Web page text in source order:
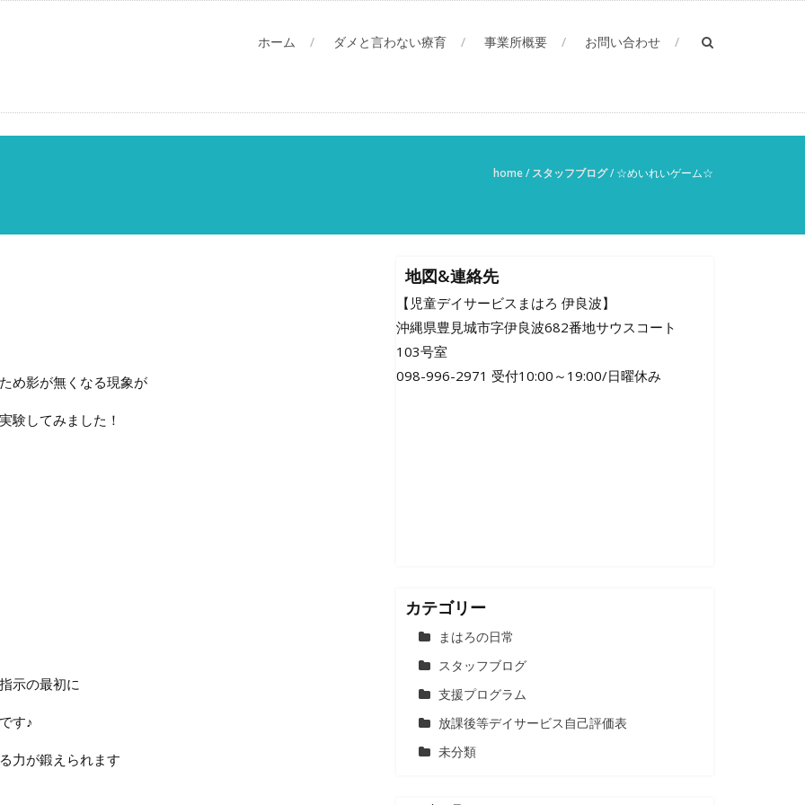
ホーム ダメと言わない療育 事業所概要 お問い合わせ
home/ スタッフブログ/ ☆めいれいゲーム☆
め影が無くなる現象が
験してみました！
示の最初に
す♪
力が鍛えられます
地図&連絡先
【児童デイサービスまはろ 伊良波】
沖縄県豊見城市字伊良波682番地サウスコート
103号室
098-996-2971 受付10:00～19:00/日曜休み
カテゴリー
まはろの日常
スタッフブログ
支援プログラム
放課後等デイサービス自己評価表
未分類